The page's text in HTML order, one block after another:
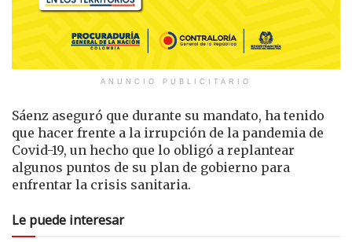
ANUNCIO PUBLICITARIO
Sáenz aseguró que durante su mandato, ha tenido
que hacer frente a la irrupción de la pandemia de
Covid-19, un hecho que lo obligó a replantear
algunos puntos de su plan de gobierno para
enfrentar la crisis sanitaria.
Le puede interesar